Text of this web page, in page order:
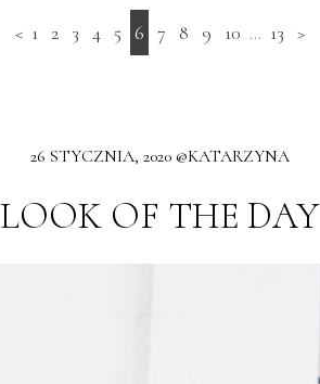
< 1 2 3 4 5 6 7 8 9 10 ... 13 >
26 STYCZNIA, 2020 @KATARZYNA
LOOK OF THE DAY